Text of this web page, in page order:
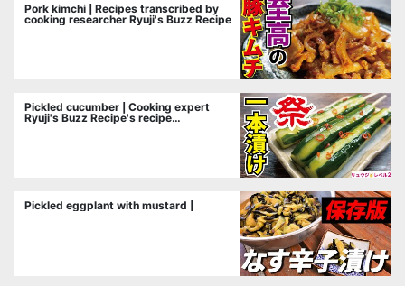
Pork kimchi | Recipes transcribed by
cooking researcher Ryuji's Buzz Recipe
Pickled cucumber | Cooking expert
Ryuji's Buzz Recipe's recipe
Pickled eggplant with mustard |